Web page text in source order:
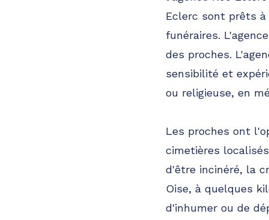
14h-17h30
- 93240 Stains
01 87 58 35 66
A votre écoute 24h/24 7j/7
Eclerc sont prêts
funéraires.
des proches.
sensibilité et
ou religieuse, en
Les proches ont
cimetières
d'être incinéré, la
Oise, à quelques
d'inhumer ou de